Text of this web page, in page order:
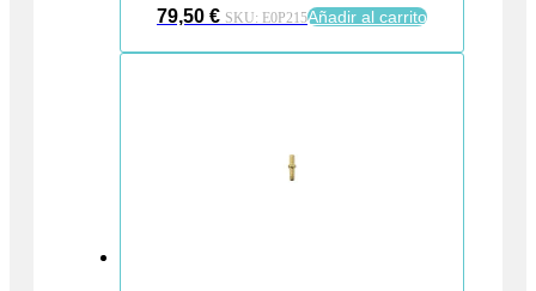
79,50 € SKU: E0P215Añadir al carrito